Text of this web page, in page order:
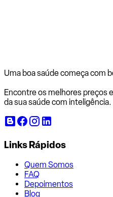
Uma boa saúde começa com
Encontre os melhores preços
da sua saúde com inteligência.
Links Rápidos
Quem Somos
FAQ
Depoimentos
Blog